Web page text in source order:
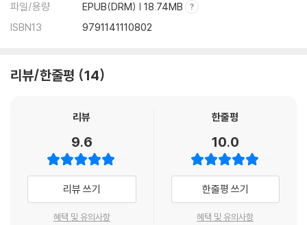
파일/용량
EPUB(DRM) | 18.74MB
ISBN13
9791141110802
리뷰/한줄평 14
리뷰
9.6
리뷰 쓰기
혜택 및 유의사항
한줄평
10.0
한줄평 쓰기
혜택 및 유의사항